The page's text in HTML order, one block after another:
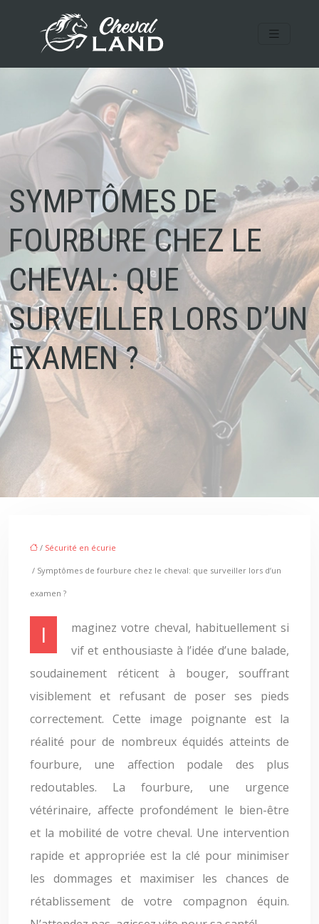
SYMPTÔMES DE
FOURBURE CHEZ LE
CHEVAL: QUE
SURVEILLER LORS D’UN
EXAMEN ?
/ Sécurité en écurie
/ Symptômes de fourbure chez le cheval: que surveiller lors d’un
examen ?
Imaginez votre cheval, habituellement si
vif et enthousiaste à l’idée d’une balade,
soudainement réticent à bouger, souffrant
visiblement et refusant de poser ses pieds
correctement. Cette image poignante est la
réalité pour de nombreux équidés atteints de
fourbure, une affection podale des plus
redoutables. La fourbure, une urgence
vétérinaire, affecte profondément le bien-être
et la mobilité de votre cheval. Une intervention
rapide et appropriée est la clé pour minimiser
les dommages et maximiser les chances de
rétablissement de votre compagnon équin.